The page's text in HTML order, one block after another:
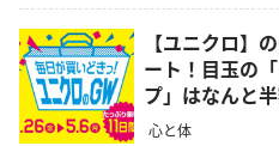
【ユニクロ】
ート！目玉の
プ」はなんと
心と体